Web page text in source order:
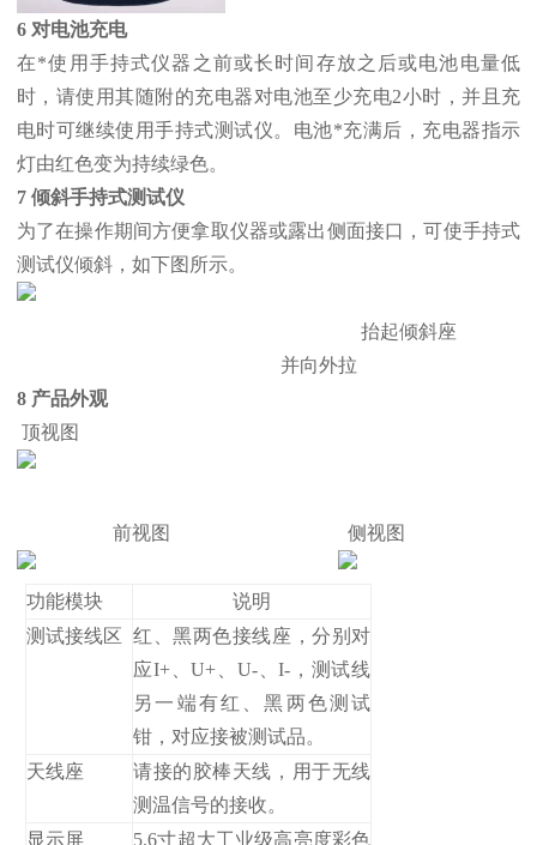
6 对电池充电
在*使用手持式仪器之前或长时间存放之后或电池电量低
时，请使用其随附的充电器对电池至少充电2小时，并且充
电时可继续使用手持式测试仪。电池*充满后，充电器指示
灯由红色变为持续绿色。
7 倾斜手持式测试仪
为了在操作期间方便拿取仪器或露出侧面接口，可使手持式
测试仪倾斜，如下图所示。
抬起倾斜座
并向外拉
8 产品外观
顶视图
前视图 侧视图
功能模块
说明
测试接线区 红、黑两色接线座，分别对
应I+、U+、U-、I-，测试线
另一端有红、黑两色测试
钳，对应接被测试品。
天线座
请接的胶棒天线，用于无线
测温信号的接收。
显示屏
5.6寸超大工业级高亮度彩色